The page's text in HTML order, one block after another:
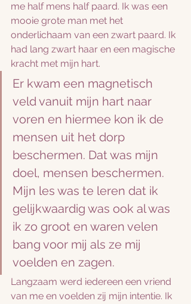
me half mens half paard. Ik was een
mooie grote man met het
onderlichaam van een zwart paard. Ik
had lang zwart haar en een magische
kracht met mijn hart.
Er kwam een magnetisch
veld vanuit mijn hart naar
voren en hiermee kon ik de
mensen uit het dorp
beschermen. Dat was mijn
doel, mensen beschermen.
Mijn les was te leren dat ik
gelijkwaardig was ook al was
ik zo groot en waren velen
bang voor mij als ze mij
voelden en zagen.
Langzaam werd iedereen een vriend
van me en voelden zij mijn intentie. Ik